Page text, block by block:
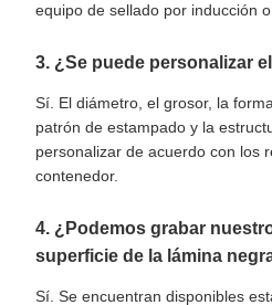
equipo de sellado por inducción
3. ¿Se puede personalizar
Sí. El diámetro, el grosor, la
patrón de estampado y la
personalizar de acuerdo con los
contenedor.
4. ¿Podemos grabar
superficie de la lámina
Sí. Se encuentran disponibles